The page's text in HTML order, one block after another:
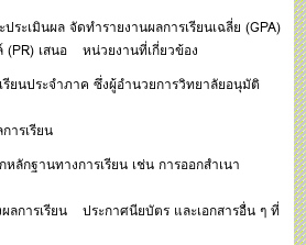
ะเมินผล จัดทำรายงานผลการเรียนเฉลี่ย (GPA)
(PR) เสนอ หน่วยงานที่เกี่ยวข้อง
รียนประจำภาค ซึ่งผู้อำนวยการวิทยาลัยอนุมัติ
ารเรียน
ลักฐานทางการเรียน เช่น การออกสำเนา
ลการเรียน ประกาศนียบัตร และเอกสารอื่น ๆ ที่